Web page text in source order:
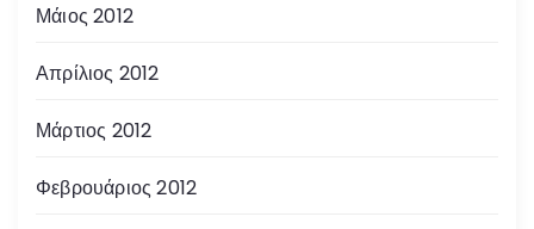
Μάιος 2012
Απρίλιος 2012
Μάρτιος 2012
Φεβρουάριος 2012